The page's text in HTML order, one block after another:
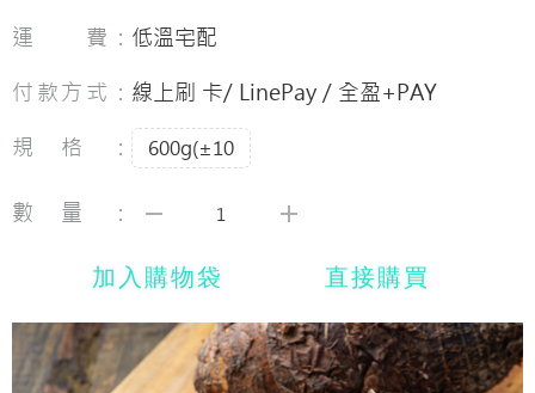
運 費： 低溫宅配
付款方式： 線上刷 卡/ LinePay / 全盈+PAY
規格：
600g(±10
數量：
加入購物袋 直接購買